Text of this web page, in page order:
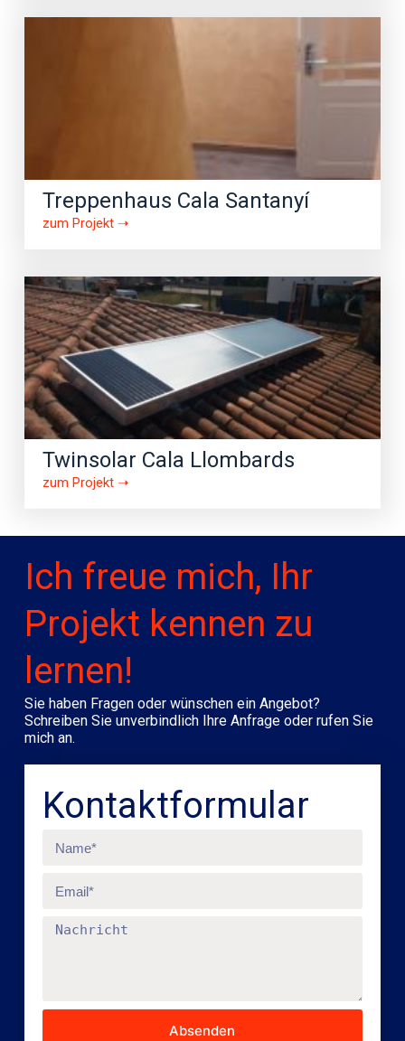
Treppenhaus Cala Santanyí
zum Projekt ➝
Twinsolar Cala Llombards
zum Projekt ➝
Ich freue mich, Ihr
Projekt kennen zu
lernen!
Sie haben Fragen oder wünschen ein Angebot?
Schreiben Sie unverbindlich Ihre Anfrage oder rufen Sie
mich an.
Kontaktformular
Absenden